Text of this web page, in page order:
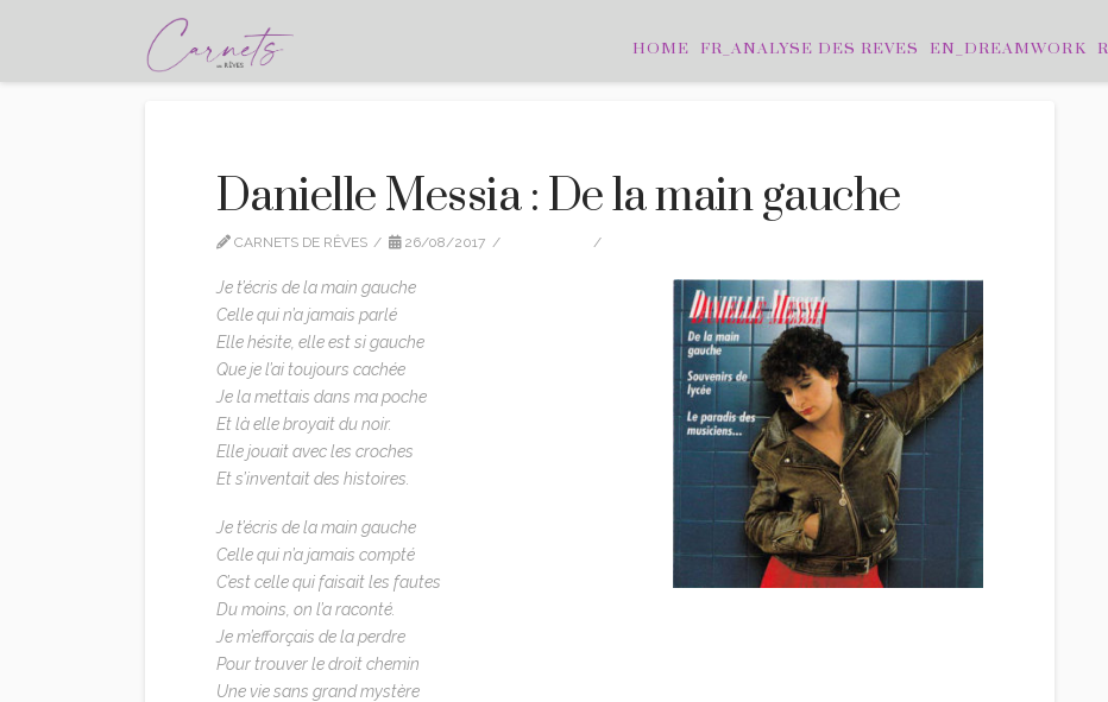
HOME FR_ANALYSE DES REVES EN_DREAMWORK
Danielle Messia : De la main gauche
CARNETS DE RÊVES 26/08/2017
Je t’écris de la main gauche
Celle qui n’a jamais parlé
Elle hésite, elle est si gauche
Que je l’ai toujours cachée
Je la mettais dans ma poche
Et là elle broyait du noir.
Elle jouait avec les croches
Et s’inventait des histoires.
Je t’écris de la main gauche
Celle qui n’a jamais compté
C’est celle qui faisait les fautes
Du moins, on l’a raconté.
Je m’efforçais de la perdre
Pour trouver le droit chemin
Une vie sans grand mystère